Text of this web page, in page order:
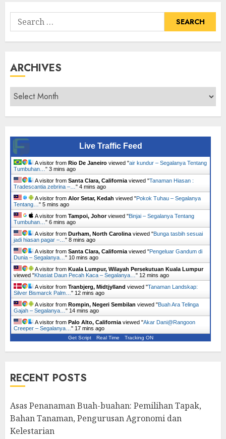
Search
for:
ARCHIVES
Archives
Live Traffic Feed
A visitor from Rio De Janeiro viewed "air kundur – Segalanya Tentang
Tumbuhan… " 3 mins ago
A visitor from Santa Clara, California viewed "Tanaman Hiasan :
Tradescantia zebrina –… " 4 mins ago
A visitor from Alor Setar, Kedah viewed "Pokok Tuhau – Segalanya
Tentang… " 5 mins ago
A visitor from Tampoi, Johorviewed "Binjai – Segalanya Tentang
Tumbuhan… " 6 mins ago
A visitor from Durham, North Carolina viewed "Bunga tasbih sesuai
jadi hiasan pagar –… " 8 mins ago
A visitor from Santa Clara, California viewed "Pengeluar Gandum di
Dunia – Segalanya… " 10 mins ago
A visitor from Kuala Lumpur, Wilayah Persekutuan Kuala Lumpur
viewed "Khasiat Daun Pecah Kaca – Segalanya… " 12 mins ago
A visitor from Tranbjerg, Midtjylland viewed "Tanaman Landskap:
Silver Bismarck Palm… " 12 mins ago
A visitor from Rompin, Negeri Sembilan viewed "Buah Ara Telinga
Gajah – Segalanya… " 14 mins ago
A visitor from Palo Alto, California viewed "Akar Dani@Rangoon
Creeper – Segalanya… " 17 mins ago
Get Script Real Time Tracking ON
RECENT POSTS
Asas Penanaman Buah-buahan: Pemilihan Tapak,
Bahan Tanaman, Pengurusan Agronomi dan
Kelestarian